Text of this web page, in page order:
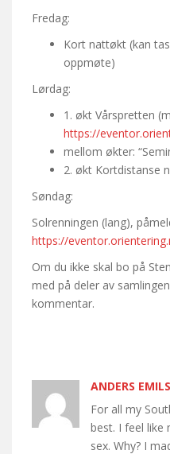
Fredag:
Kort nattøkt (kan
oppmøte)
Lørdag:
1. økt Vårspretten
https://
mellom økter:
2. økt Kortdistanse
Søndag:
Solrenningen (lang),
https://
Om du ikke skal bo på
med på deler av
kommentar.
ANDERS
For all my
best. I feel like
sex. Why? I